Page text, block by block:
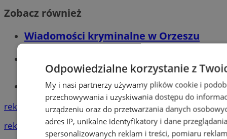
Zobacz również
Wiadomości kryminalne w Orzeszu
Tworzenie stron www - Orzesze
reklama
reklama
Odpowiedzialne korzystanie z
My i nasi partnerzy używamy plików cookie i
przechowywania i uzyskiwania dostępu do
urządzeniu oraz do przetwarzania danych
adres IP, unikalne identyfikatory i dane
spersonalizowanych reklam i treści, pomiaru